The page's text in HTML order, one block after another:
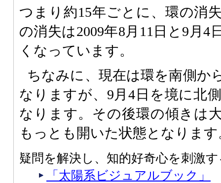
つまり約15年ごとに、環の消
の消失は2009年8月11日と9月4
くなっています。
ちなみに、現在は環を南側か
なりますが、9月4日を境に北
なります。その後環の傾きは
もっとも開いた状態となります
疑問を解決し、知的好奇心を刺激
「太陽系ビジュアルブック」